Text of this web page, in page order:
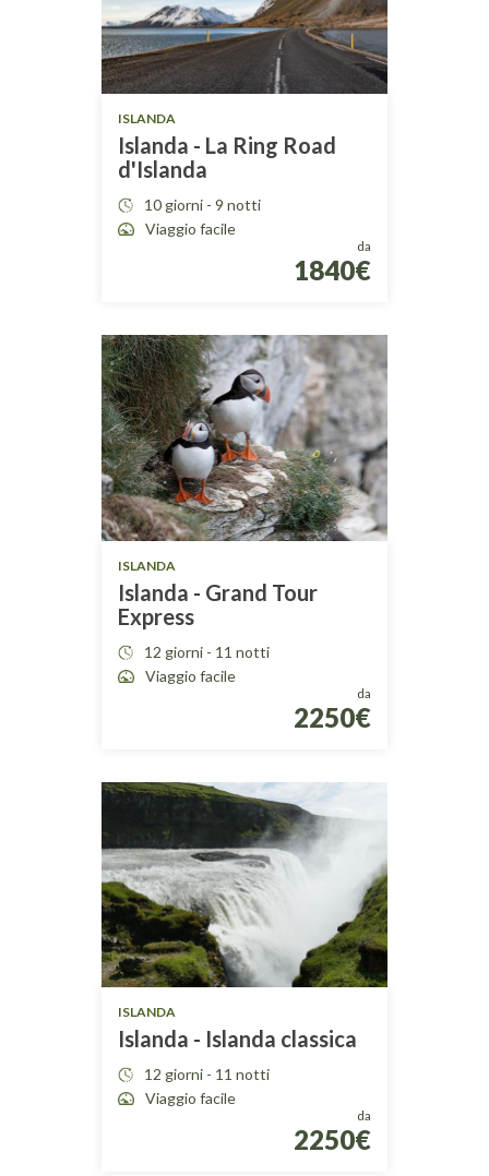
ISLANDA
Islanda - La Ring Road
d'Islanda
10 giorni - 9 notti
Viaggio facile
da
1840€
ISLANDA
Islanda - Grand Tour
Express
12 giorni - 11 notti
Viaggio facile
da
2250€
ISLANDA
Islanda - Islanda classica
12 giorni - 11 notti
Viaggio facile
da
2250€